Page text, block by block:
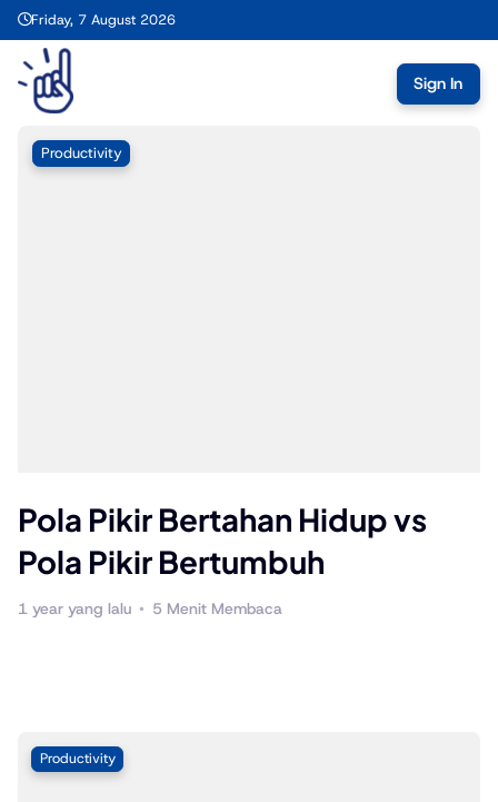
Friday, 7 August 2026
Sign In
Productivity
Pola Pikir Bertahan Hidup vs
Pola Pikir Bertumbuh
1 year yang lalu 5 Menit Membaca
Productivity